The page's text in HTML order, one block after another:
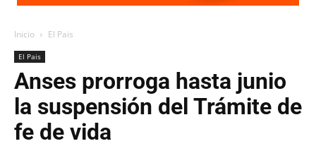
Inicio El Pais
El Pais
Anses prorroga hasta junio
la suspensión del Trámite de
fe de vida